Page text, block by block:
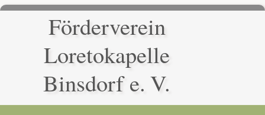
Förderverein
Loretokapelle
Binsdorf e. V.